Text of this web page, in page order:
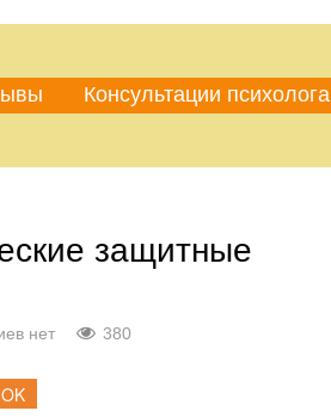
Консультации психолога
защитные
нет 380
OK